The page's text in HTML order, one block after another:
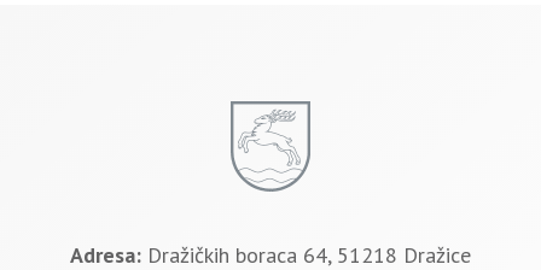
Adresa: Dražičkih boraca 64, 51218 Dražice